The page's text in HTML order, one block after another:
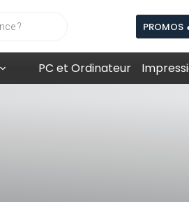
PROMOS
PC et Ordinateur